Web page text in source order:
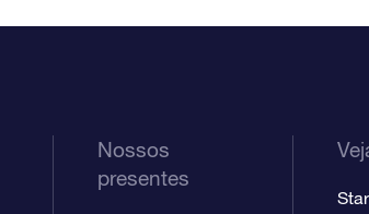
Nossos
presentes